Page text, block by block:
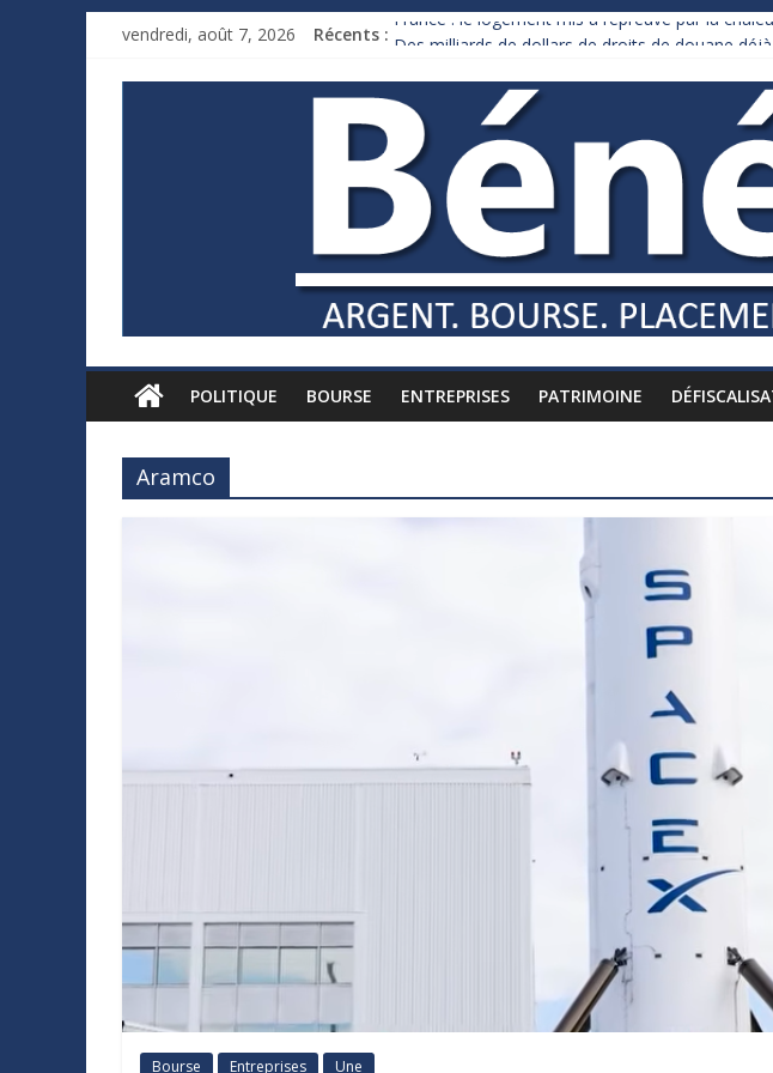
vendredi, août 7, 2026 Récents : France : le logement mis à l’épreuve par la
Royaume-Uni : Andy Burnham recule sur l’impôt
Xavier Niel, le milliardaire qui ne touche presque
Ruée des fortunes russes vers l’étranger
POLITIQUE BOURSE ENTREPRISES PATRIMOINE
Aramco
Bourse Entreprises Une